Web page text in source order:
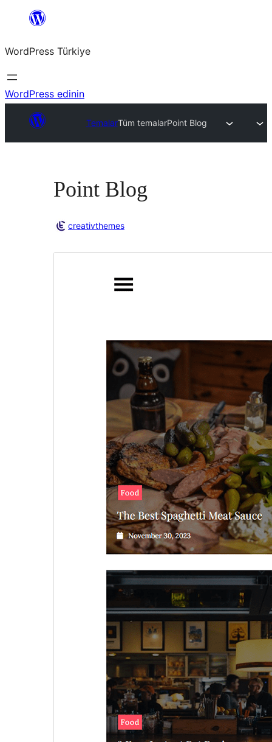
İçeriğe
WordPress Türkiye
WordPress edinin
TemalarTüm temalarPoint Blog
Point Blog
creativthemes